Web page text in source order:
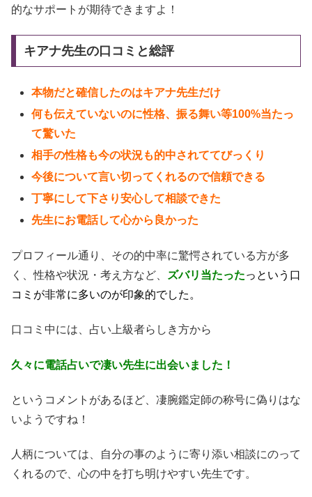
的なサポートが期待できますよ！
キアナ先生の口コミと総評
本物だと確信したのはキアナ先生だけ
何も伝えていないのに性格、振る舞い等100%当たっ
て驚いた
相手の性格も今の状況も的中されててびっくり
今後について言い切ってくれるので信頼できる
丁寧にして下さり安心して相談できた
先生にお電話して心から良かった
プロフィール通り、その的中率に驚愕されている方が多
く、性格や状況・考え方など、
ズバリ当たったっという口
コミが非常に多いのが印象的でした。
口コミ中には、占い上級者らしき方から
久々に電話占いで凄い先生に出会いました！
というコメントがあるほど、凄腕鑑定師の称号に偽りはな
いようですね！
人柄については、自分の事のように寄り添い相談にのって
くれるので、心の中を打ち明けやすい先生です。